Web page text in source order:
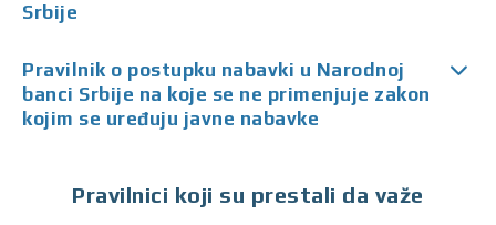
Srbije
Pravilnik o postupku nabavki u Narodnoj
banci Srbije na koje se ne primenjuje zakon
kojim se uređuju javne nabavke
Pravilnici koji su prestali da važe